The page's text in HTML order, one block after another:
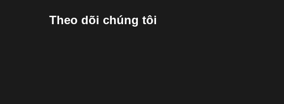
Theo dõi chúng tôi